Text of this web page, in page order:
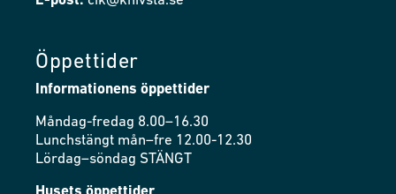
Öppettider
Informationens öppettider
Måndag-fredag 8.00–16.30
Lunchstängt mån–fre 12.00-12.30
Lördag–söndag STÄNGT